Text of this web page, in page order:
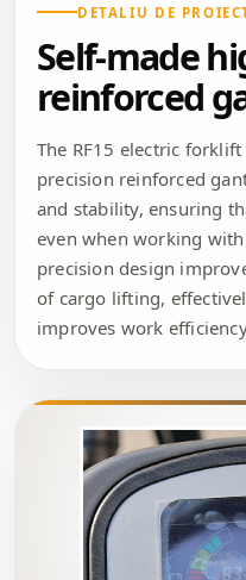
DETALIU DE
Self-made
reinforced
The RF15 electric
precision reinforced
and stability, ensuring
even when working
precision design
of cargo lifting,
improves work